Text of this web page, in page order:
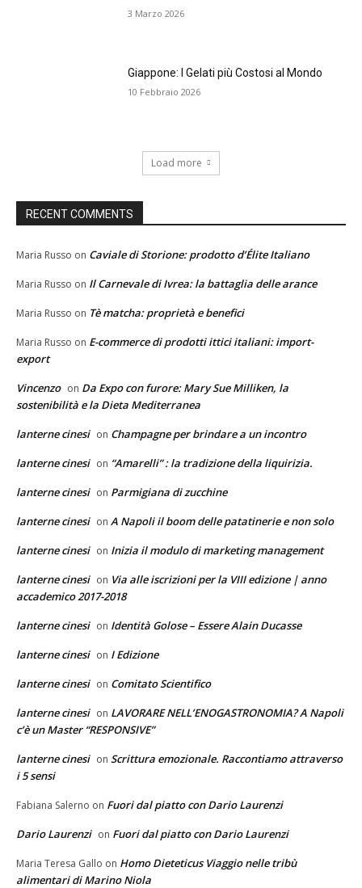
3 Marzo 2026
Giappone: I Gelati più Costosi al Mondo
10 Febbraio 2026
Load more
RECENT COMMENTS
Maria Russo on Caviale di Storione: prodotto d’Élite Italiano
Maria Russo on Il Carnevale di Ivrea: la battaglia delle arance
Maria Russo on Tè matcha: proprietà e benefici
Maria Russo on E-commerce di prodotti ittici italiani: import-
export
Vincenzo on Da Expo con furore: Mary Sue Milliken, la
sostenibilità e la Dieta Mediterranea
lanterne cinesi on Champagne per brindare a un incontro
lanterne cinesi on “Amarelli” : la tradizione della liquirizia.
lanterne cinesi on Parmigiana di zucchine
lanterne cinesi on A Napoli il boom delle patatinerie e non solo
lanterne cinesi on Inizia il modulo di marketing management
lanterne cinesi on Via alle iscrizioni per la VIII edizione | anno
accademico 2017-2018
lanterne cinesi on Identità Golose – Essere Alain Ducasse
lanterne cinesi on I Edizione
lanterne cinesi on Comitato Scientifico
lanterne cinesi on LAVORARE NELL’ENOGASTRONOMIA? A Napoli
c’è un Master “RESPONSIVE”
lanterne cinesi on Scrittura emozionale. Raccontiamo attraverso
i 5 sensi
Fabiana Salerno on Fuori dal piatto con Dario Laurenzi
Dario Laurenzi on Fuori dal piatto con Dario Laurenzi
Maria Teresa Gallo on Homo Dieteticus Viaggio nelle tribù
alimentari di Marino Niola